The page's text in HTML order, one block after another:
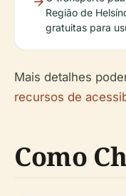
Região de
gratuitas para
Mais detalhes
recursos de
Como